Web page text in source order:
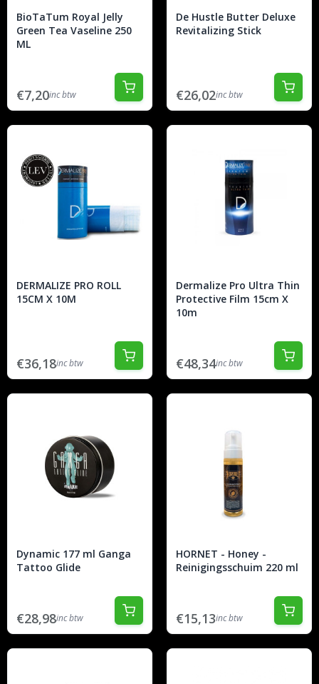
BioTaTum Royal Jelly
Green Tea Vaseline 250
ML
€7,20inc btw
De Hustle Butter Deluxe
Revitalizing Stick
€26,02inc btw
DERMALIZE PRO ROLL
15CM X 10M
€36,18inc btw
Dermalize Pro Ultra Thin
Protective Film 15cm X
10m
€48,34inc btw
Dynamic 177 ml Ganga
Tattoo Glide
€28,98inc btw
HORNET - Honey -
Reinigingsschuim 220 ml
€15,13inc btw